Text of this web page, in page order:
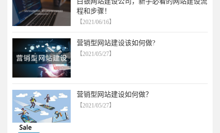
程和步骤！
【2021/06/16】
营销型网站建设该如何做?
【2021/05/27】
营销型网站建设如何做？
【2021/05/27】